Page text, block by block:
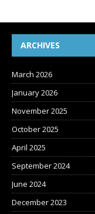
ARCHIVES
March 2026
January 2026
November 2025
October 2025
April 2025
September 2024
June 2024
December 2023